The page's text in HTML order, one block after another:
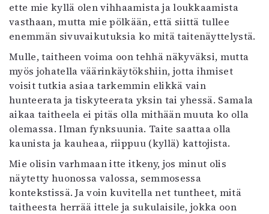
ette mie kyllä olen vihhaamista ja loukkaamista
vasthaan, mutta mie pölkään, että siittä tullee
enemmän sivuvaikutuksia ko mitä taitenäyttelystä.
Mulle, taitheen voima oon tehhä näkyväksi, mutta
myös johatella väärinkäytökshiin, jotta ihmiset
voisit tutkia asiaa tarkemmin elikkä vain
hunteerata ja tiskyteerata yksin tai yhessä. Samala
aikaa taitheela ei pitäs olla mithään muuta ko olla
olemassa. Ilman fynksuunia. Taite saattaa olla
kaunista ja kauheaa, riippuu (kyllä) kattojista.
Mie olisin varhmaan itte itkeny, jos minut olis
näytetty huonossa valossa, semmosessa
kontekstissä. Ja voin kuvitella net tuntheet, mitä
taitheesta herrää ittele ja sukulaisile, jokka oon